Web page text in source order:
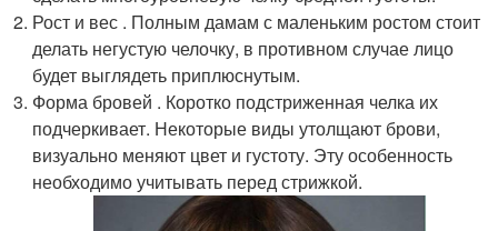
Рост и вес . Полным дамам с маленьким ростом стоит
делать негустую челочку, в противном случае лицо
будет выглядеть приплюснутым.
Форма бровей . Коротко подстриженная челка их
подчеркивает. Некоторые виды утолщают брови,
визуально меняют цвет и густоту. Эту особенность
необходимо учитывать перед стрижкой.